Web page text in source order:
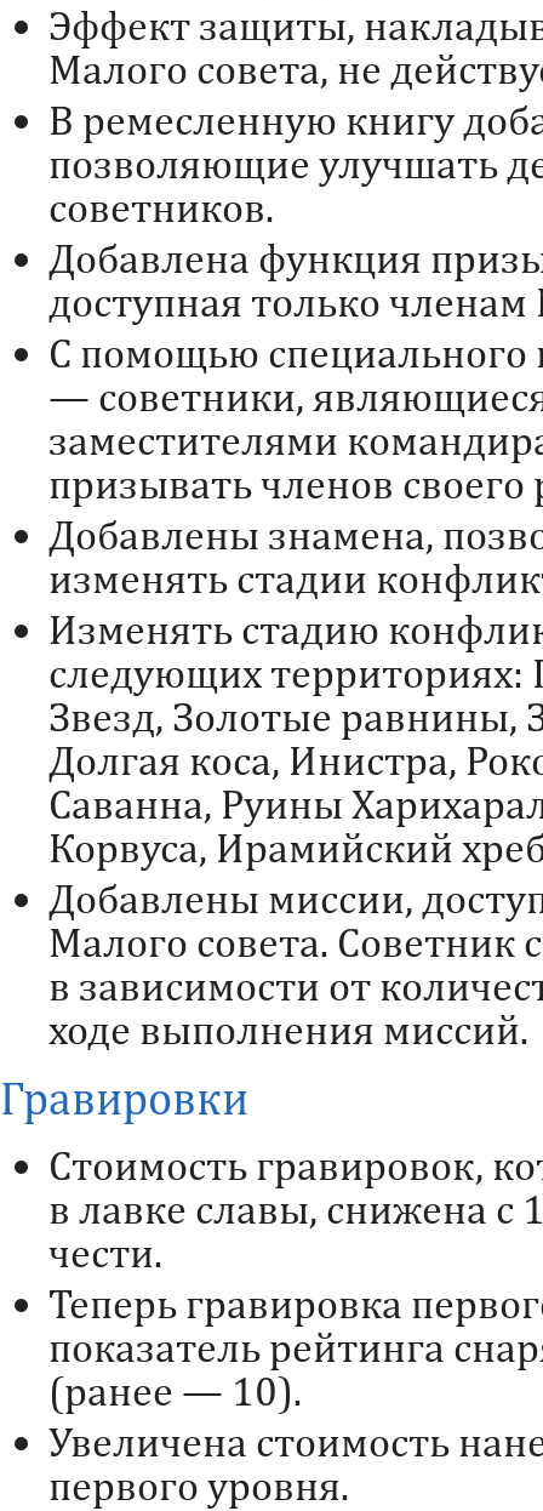
Эффект защиты,
Малого совета, не
В ремесленную книгу
позволяющие улучшать
советников.
Добавлена функция
доступная только членам
С помощью
— советники,
заместителями
призывать членов своего
Добавлены знамена,
изменять стадии
Изменять стадию
следующих
Звезд, Золотые равнины,
Долгая коса, Инистра,
Саванна, Руины
Корвуса, Ирамийский
Добавлены миссии,
Малого совета. Советник
в зависимости от
ходе выполнения миссий.
Гравировки
Стоимость гравировок,
в лавке славы, снижена с
чести.
Теперь гравировка
показатель рейтинга
(ранее — 10).
Увеличена стоимость
первого уровня.